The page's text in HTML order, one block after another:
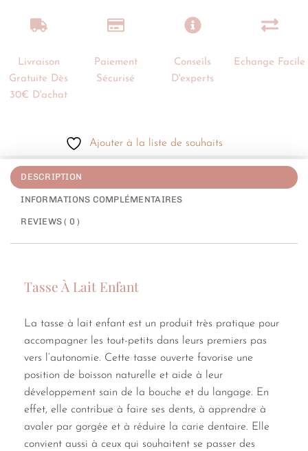
Livraison
Gratuite Dès
30€ D'achat
Paiement
Sécurisé
Conseils
D'experts
Echange Facile
Ajouter à la liste de souhaits
DESCRIPTION
INFORMATIONS COMPLÉMENTAIRES
REVIEWS ( 0 )
Tasse À Lait Enfant
La tasse à lait enfant est un produit très pratique pour
accompagner les tout-petits dans leurs premiers pas
vers l’autonomie. Cette tasse ouverte favorise une
position de boisson naturelle et aide à leur
développement sain de la bouche et du langage. En
effet, elle contribue à faire ses dents, à apprendre à
avaler par gorgée et à réduire la carie dentaire. Elle
convient aussi à ceux qui souhaitent se passer des